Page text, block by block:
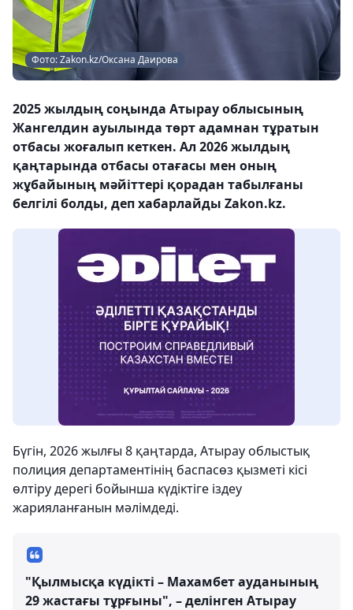
Фото: Zakon.kz/Оксана Даирова
2025 жылдың соңында Атырау облысының
Жангелдин ауылында төрт адамнан тұратын
отбасы жоғалып кеткен. Ал 2026 жылдың
қаңтарында отбасы отағасы мен оның
жұбайының мәйіттері қорадан табылғаны
белгілі болды, деп хабарлайды Zakon.kz.
Бүгін, 2026 жылғы 8 қаңтарда, Атырау облыстық
полиция департаментінің баспасөз қызметі кісі
өлтіру дерегі бойынша күдіктіге іздеу
жарияланғанын мәлімдеді.
"Қылмысқа күдікті – Махамбет ауданының
29 жастағы тұрғыны", – делінген Атырау